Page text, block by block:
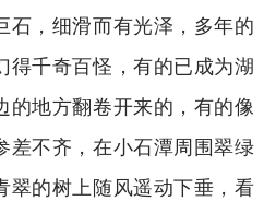
石，细滑而有光泽，多年的
得千奇百怪，有的已成为湖
的地方翻卷开来的，有的像
差不齐，在小石潭周围翠绿
翠的树上随风遥动下垂，看